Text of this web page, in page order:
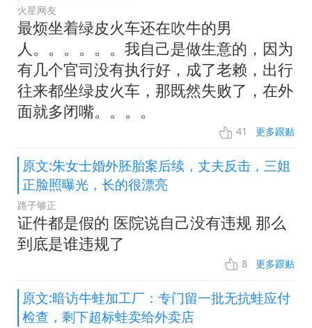
火星网友
最烦坐着绿皮火车还在吹牛的男
人。。。。。。我自己是做生意的，因为
有几个官司没有执行好，成了老赖，出行
往来都坐绿皮火车，那既然失败了，在外
面就多闭嘴。。。。
41 更多跟贴
原文:朱女士婚外胚胎案后续，丈夫反击，三姐
正脸照曝光，长的很漂亮
路子够正
证件都是假的 医院说自己没有违规 那么
到底是谁违规了
8 更多跟贴
原文:暗访牛蛙加工厂：专门留一批无抗蛙应付
检查，剩下超标蛙卖给外卖店